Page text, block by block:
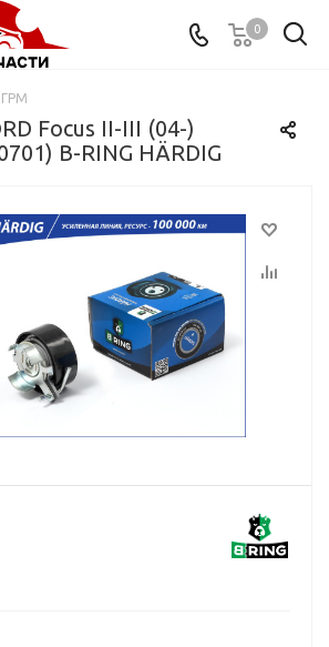
0
ГРМ
Focus II-III (04-)
B-RING HÄRDIG